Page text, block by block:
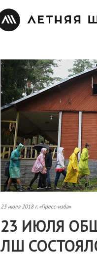
23 июля 2018 г. «Пресс-изба»
23 ИЮЛЯ
ЛШ